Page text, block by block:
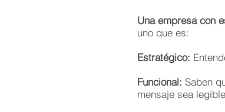
Una empresa con
uno que es:
Estratégico:
Funcional: Saben
mensaje sea